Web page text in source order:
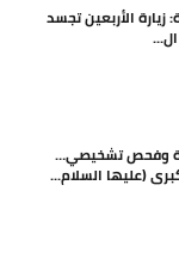
زيارة الأربعين تجسد
طبية وفحص تشخيصي…
(عليها السلام...